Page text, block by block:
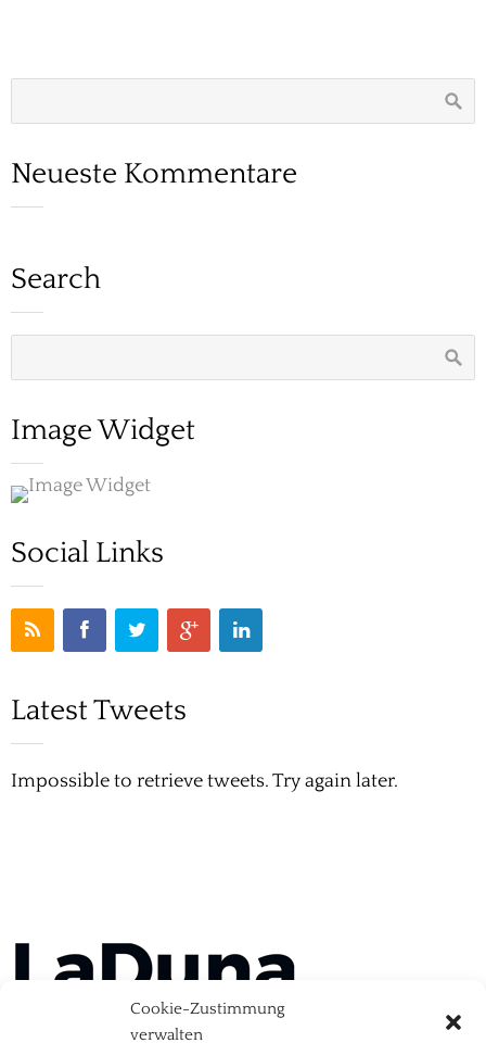
Cookie-Zustimmung
verwalten
Neueste Kommentare
Search
Image Widget
Social Links
Latest Tweets
Impossible to retrieve tweets. Try again later.